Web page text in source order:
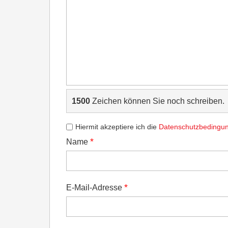
1500Zeichen können Sie noch schreiben.
Hiermit akzeptiere ich die
Name *
E-Mail-Adresse *